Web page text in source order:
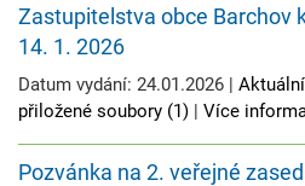
Zastupitelstva obce Barchov
14. 1. 2026
Datum vydání: 24.01.2026 |
přiložené soubory (1) | Více
Pozvánka na 2. veřejné